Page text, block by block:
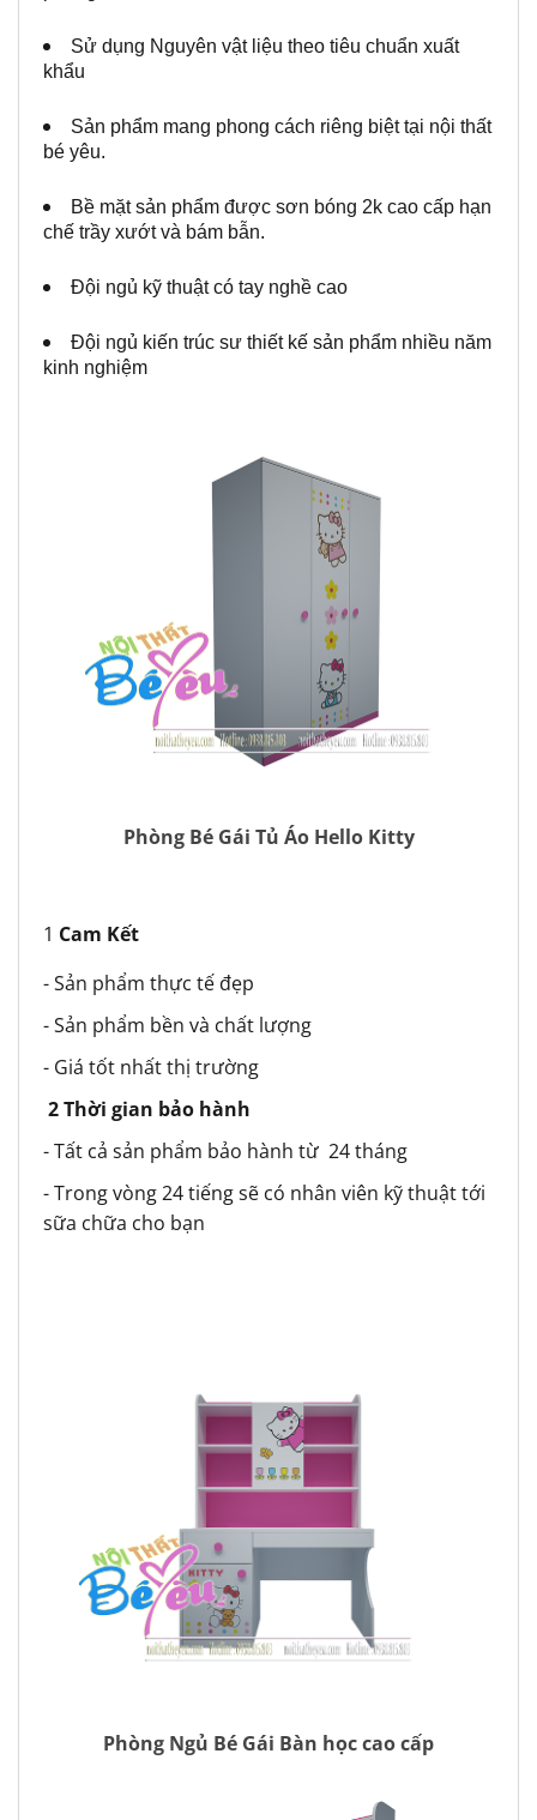
Sử dụng Nguyên vật liệu theo tiêu chuẩn xuất
khẩu
Sản phẩm mang phong cách riêng biệt tại nội thất
bé yêu.
Bề mặt sản phẩm được sơn bóng 2k cao cấp hạn
chế trầy xướt và bám bẫn.
Đội ngủ kỹ thuật có tay nghề cao
Đội ngủ kiến trúc sư thiết kế sản phẩm nhiều năm
kinh nghiệm
Phòng Bé Gái Tủ Áo Hello Kitty
1 Cam Kết
- Sản phẩm thực tế đẹp
- Sản phẩm bền và chất lượng
- Giá tốt nhất thị trường
2 Thời gian bảo hành
- Tất cả sản phẩm bảo hành từ 24 tháng
- Trong vòng 24 tiếng sẽ có nhân viên kỹ thuật tới
sữa chữa cho bạn
Phòng Ngủ Bé Gái Bàn học cao cấp